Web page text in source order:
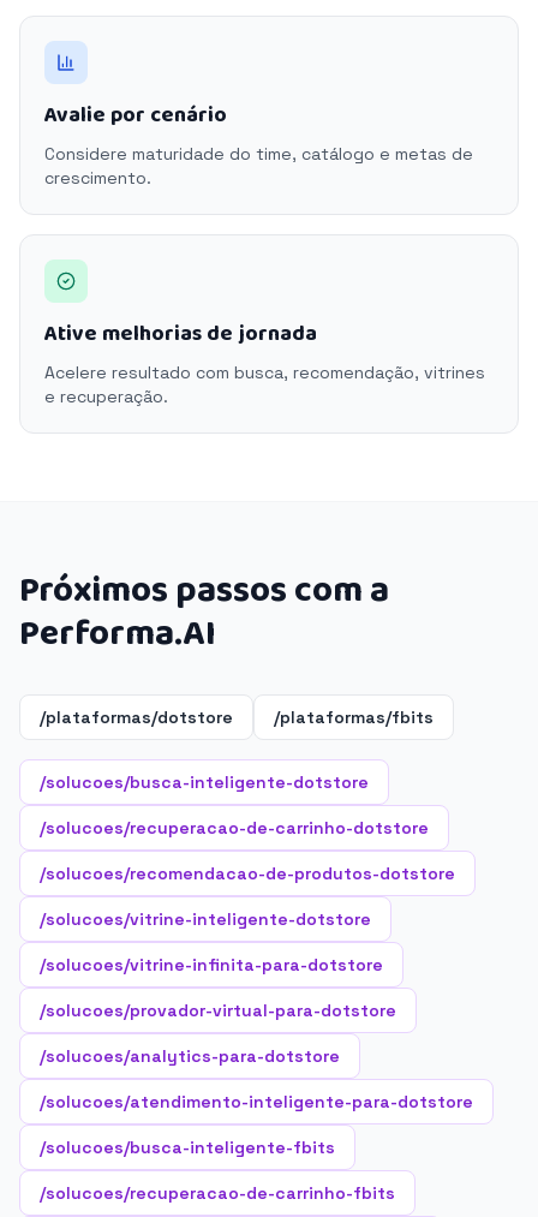
Avalie por cenário
Considere maturidade do time, catálogo e metas de
crescimento.
Ative melhorias de jornada
Acelere resultado com busca, recomendação, vitrines
e recuperação.
Próximos passos com a
Performa.AI
/plataformas/dotstore /plataformas/fbits
/solucoes/busca-inteligente-dotstore
/solucoes/recuperacao-de-carrinho-dotstore
/solucoes/recomendacao-de-produtos-dotstore
/solucoes/vitrine-inteligente-dotstore
/solucoes/vitrine-infinita-para-dotstore
/solucoes/provador-virtual-para-dotstore
/solucoes/analytics-para-dotstore
/solucoes/atendimento-inteligente-para-dotstore
/solucoes/busca-inteligente-fbits
/solucoes/recuperacao-de-carrinho-fbits